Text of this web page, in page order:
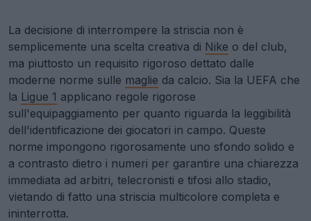
La decisione di interrompere la striscia non è
semplicemente una scelta creativa di Nike o del club,
ma piuttosto un requisito rigoroso dettato dalle
moderne norme sulle maglie da calcio. Sia la UEFA che
la Ligue 1 applicano regole rigorose
sull'equipaggiamento per quanto riguarda la leggibilità
dell'identificazione dei giocatori in campo. Queste
norme impongono rigorosamente uno sfondo solido e
a contrasto dietro i numeri per garantire una chiarezza
immediata ad arbitri, telecronisti e tifosi allo stadio,
vietando di fatto una striscia multicolore completa e
ininterrotta.